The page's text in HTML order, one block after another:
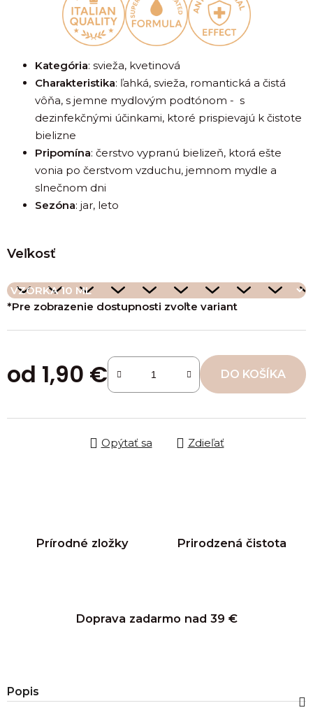
Kategória: svieža, kvetinová
Charakteristika: ľahká, svieža, romantická a čistá
vôňa, s jemne mydlovým podtónom - s
dezinfekčnými účinkami, ktoré prispievajú k čistote
bielizne
Pripomína: čerstvo vypranú bielizeň, ktorá ešte
vonia po čerstvom vzduchu, jemnom mydle a
slnečnom dni
Sezóna: jar, leto
Veľkosť
*Pre zobrazenie dostupnosti zvoľte variant
od 1,90 € DO KOŠÍKA
Opýtať sa Zdieľať
Prírodné zložky Prirodzená čistota
Doprava zadarmo nad 39 €
Popis